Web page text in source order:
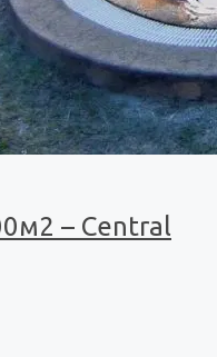
– Central